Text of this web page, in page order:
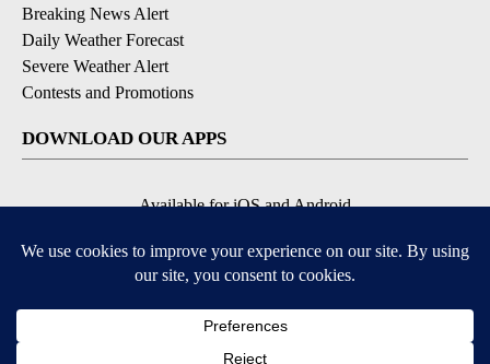
Breaking News Alert
Daily Weather Forecast
Severe Weather Alert
Contests and Promotions
DOWNLOAD OUR APPS
Available for iOS and Android